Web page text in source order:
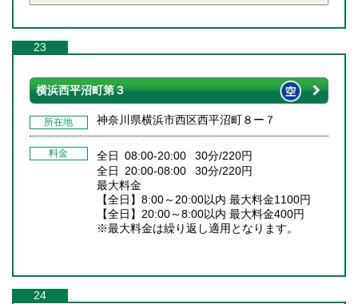
23
横浜西平沼町第３
所在地 神奈川県横浜市西区西平沼町８ー７
料金
全日 08:00-20:00 30分/220円
全日 20:00-08:00 30分/220円
最大料金
【全日】8:00～20:00以内 最大料金1100円
【全日】20:00～8:00以内 最大料金400円
※最大料金は繰り返し適用となります。
24